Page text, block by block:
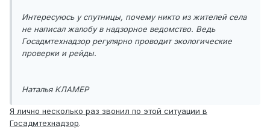
Интересуюсь у спутницы, почему никто из жителей села
не написал жалобу в надзорное ведомство. Ведь
Госадмтехнадзор регулярно проводит экологические
проверки и рейды.
Наталья КЛАМЕР
Я лично несколько раз звонил по этой ситуации в
Госадмтехнадзор.